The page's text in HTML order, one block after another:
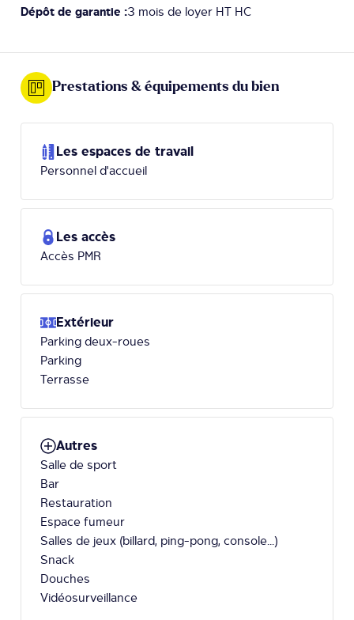
Dépôt de garantie :3 mois de loyer HT HC
Prestations & équipements du bien
Les espaces de travail
Personnel d'accueil
Les accès
Accès PMR
Extérieur
Parking deux-roues
Parking
Terrasse
Autres
Salle de sport
Bar
Restauration
Espace fumeur
Salles de jeux (billard, ping-pong, console...)
Snack
Douches
Vidéosurveillance